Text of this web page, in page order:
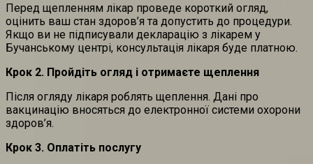
Перед щепленням лікар проведе короткий огляд,
оцінить ваш стан здоров’я та допустить до процедури.
Якщо ви не підписували декларацію з лікарем у
Бучанському центрі, консультація лікаря буде платною.
Крок 2. Пройдіть огляд і отримаєте щеплення
Після огляду лікаря роблять щеплення. Дані про
вакцинацію вносяться до електронної системи охорони
здоров’я.
Крок 3. Оплатіть послугу